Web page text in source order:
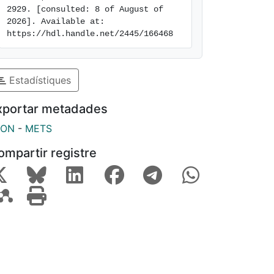
2929. [consulted: 8 of August of
2026]. Available at:
https://hdl.handle.net/2445/166468
Estadístiques
metadades
- METS
registre